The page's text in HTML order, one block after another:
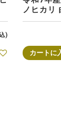
ノヒカリ
カートに